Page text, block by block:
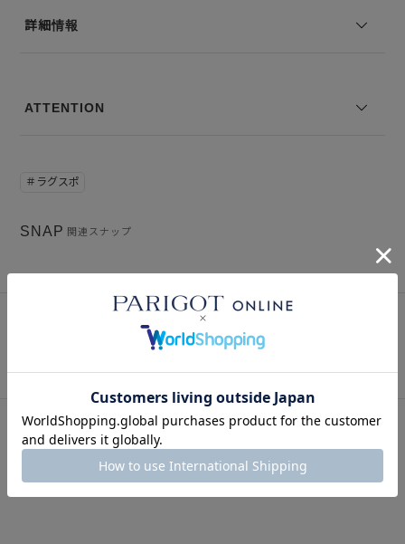
詳細情報
ATTENTION
＃ラグスポ
SNAP 関連スナップ
インスタグラム
このアイテムを見た人はこの商品もチェックしています